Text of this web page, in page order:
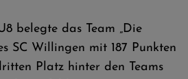
belegte das Team „Die
SC Willingen mit 187 Punkten
Platz hinter den Teams